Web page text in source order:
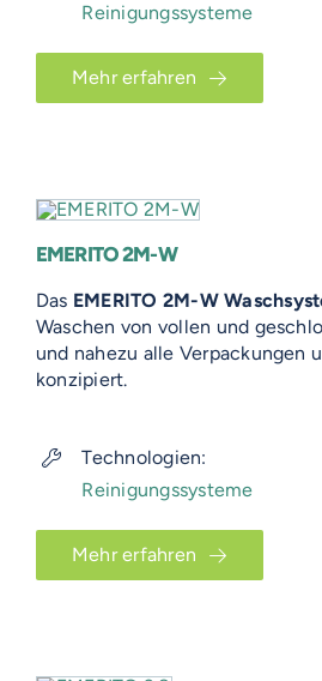
Reinigungssysteme
Mehr erfahren
EMERITO 2M-W
Das EMERITO 2M-W
Waschen von vollen und
und nahezu alle Verpackungen
konzipiert.
Technologien:
Reinigungssysteme
Mehr erfahren